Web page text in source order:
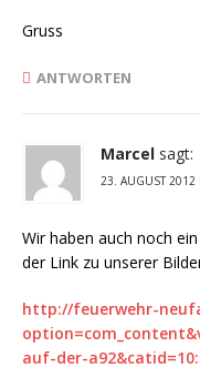
Gruss
ANTWORTEN
Marcel sagt:
23. AUGUST
Wir haben auch noch
der Link zu unserer
http://feuerwehr-
auf-der-